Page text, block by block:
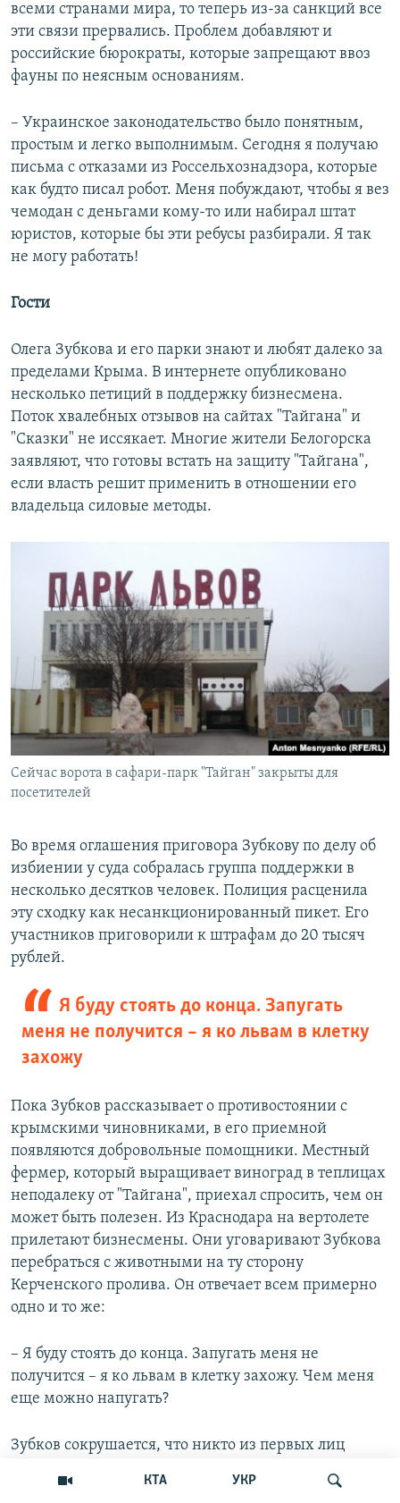
КТА УКР
всеми странами мира, то теперь из-за санкций все
эти связи прервались. Проблем добавляют и
российские бюрократы, которые запрещают ввоз
фауны по неясным основаниям.
– Украинское законодательство было понятным,
простым и легко выполнимым. Сегодня я получаю
письма с отказами из Россельхознадзора, которые
как будто писал робот. Меня побуждают, чтобы я вез
чемодан с деньгами кому-то или набирал штат
юристов, которые бы эти ребусы разбирали. Я так
не могу работать!
Гости
Олега Зубкова и его парки знают и любят далеко за
пределами Крыма. В интернете опубликовано
несколько петиций в поддержку бизнесмена.
Поток хвалебных отзывов на сайтах "Тайгана" и
"Сказки" не иссякает. Многие жители Белогорска
заявляют, что готовы встать на защиту "Тайгана",
если власть решит применить в отношении его
владельца силовые методы.
Сейчас ворота в сафари-парк "Тайган" закрыты для
посетителей
Во время оглашения приговора Зубкову по делу об
избиении у суда собралась группа поддержки в
несколько десятков человек. Полиция расценила
эту сходку как несанкционированный пикет. Его
участников приговорили к штрафам до 20 тысяч
рублей.
Я буду стоять до конца. Запугать
меня не получится – я ко львам в клетку
захожу
Пока Зубков рассказывает о противостоянии с
крымскими чиновниками, в его приемной
появляются добровольные помощники. Местный
фермер, который выращивает виноград в теплицах
неподалеку от "Тайгана", приехал спросить, чем он
может быть полезен. Из Краснодара на вертолете
прилетают бизнесмены. Они уговаривают Зубкова
перебраться с животными на ту сторону
Керченского пролива. Он отвечает всем примерно
одно и то же:
– Я буду стоять до конца. Запугать меня не
получится – я ко львам в клетку захожу. Чем меня
еще можно напугать?
Зубков сокрушается, что никто из первых лиц
животных. "Если бы они своими глазами увидели